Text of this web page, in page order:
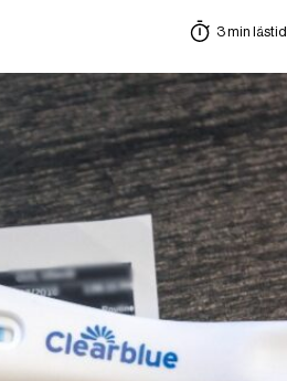
3 min lästid